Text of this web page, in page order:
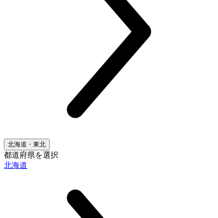
北海道・東北
都道府県を選択
北海道